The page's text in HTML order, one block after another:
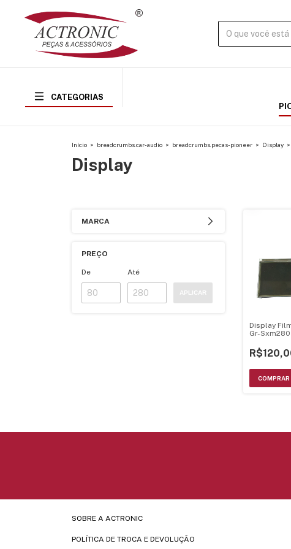
CATEGORIAS
Início > breadcrumbs.car-audio > breadcrumbs.pecas-pioneer > Display >
Display
MARCA
PREÇO
De Até
APLICAR
Display
Gr-
SOBRE A ACTRONIC
POLÍTICA DE TROCA E DEVOLUÇÃO